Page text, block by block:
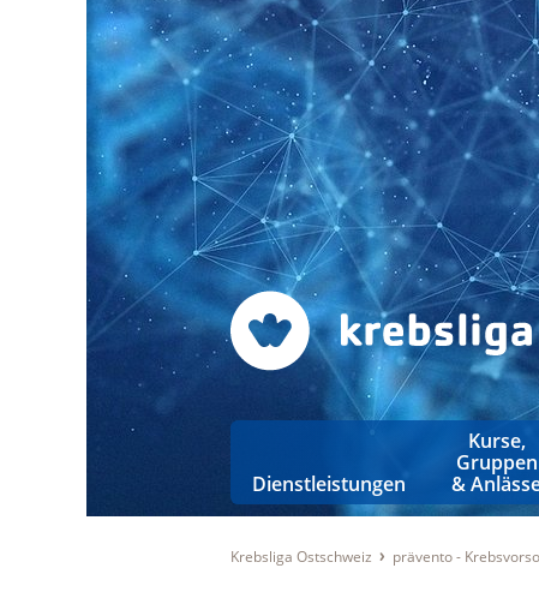
Dienstleistungen
Kurse,
Gruppen
&
Krebsliga Ostschweiz prävento -